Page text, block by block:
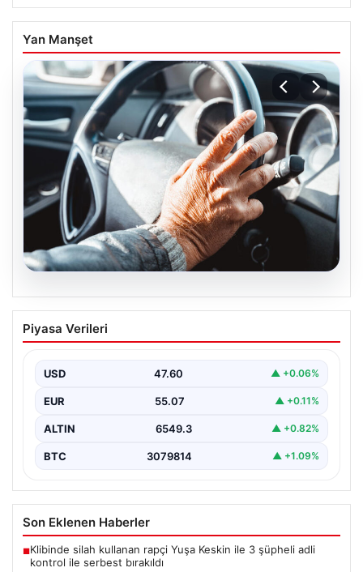
Yan Manşet
Emekliye ÖTV’siz araç verilecek mi,
yasa çıkacak mı? Milyonlarca emekli
Piyasa Verileri
USD 47.60 ▲ +0.06%
EUR 55.07 ▲ +0.11%
ALTIN 6549.3 ▲ +0.82%
BTC 3079814 ▲ +1.09%
Son Eklenen Haberler
■Klibinde silah kullanan rapçi Yuşa Keskin ile 3 şüpheli adli
kontrol ile serbest bırakıldı